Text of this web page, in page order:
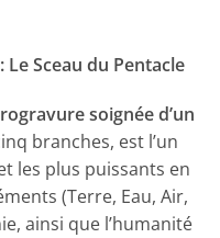
Sceau du Pentacle
soignée d’un
branches, est l’un
les plus puissants en
(Terre, Eau, Air,
ainsi que l’humanité